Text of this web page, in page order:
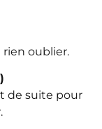
rien oublier.
de suite pour